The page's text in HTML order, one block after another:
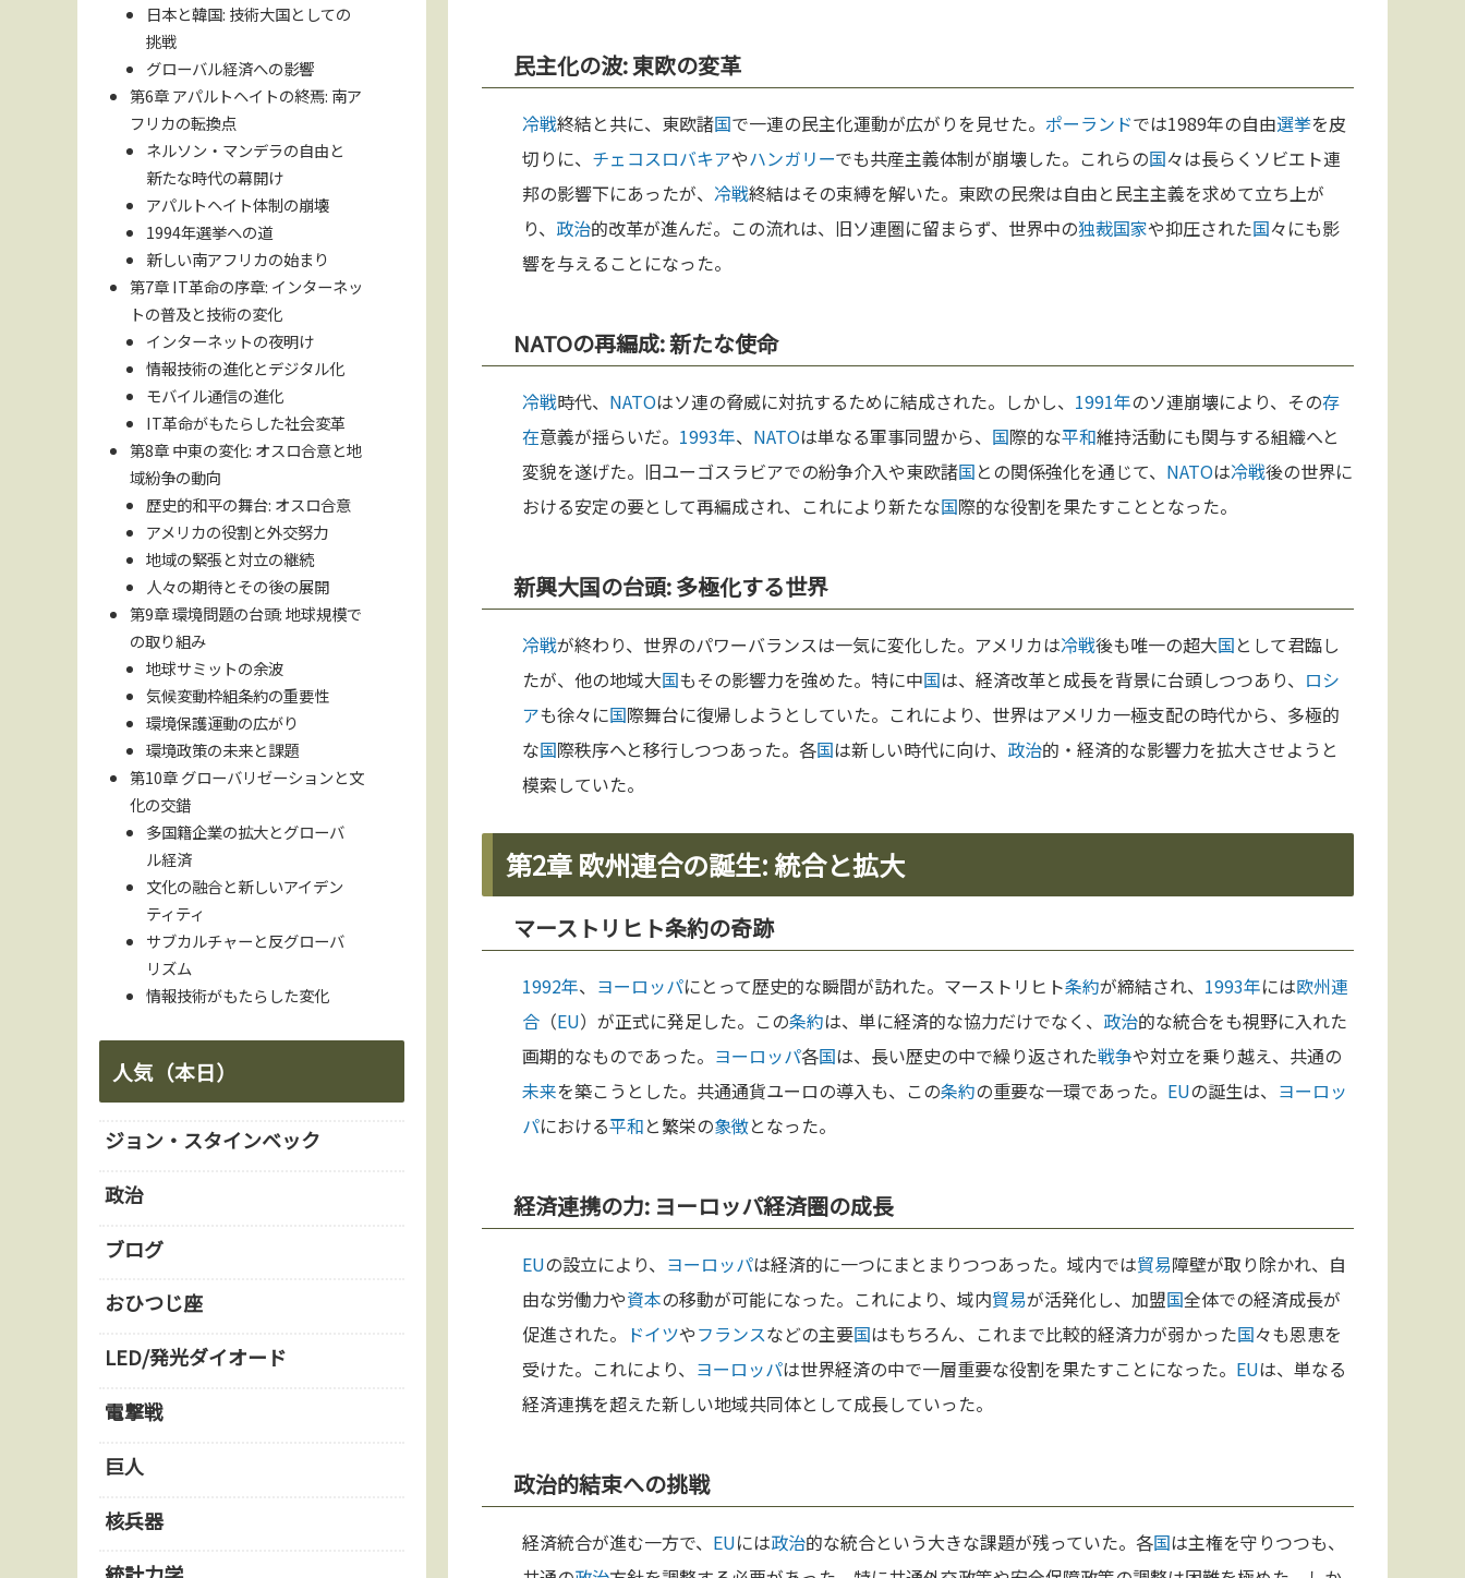
民主化の波: 東欧の変革
冷戦終結と共に、東欧諸国で一連の民主化運動が広がりを見せた。 ポーランドでは1989年の自由選挙を皮
切りに、 チェコスロバキアやハンガリーでも共産主義体制が崩壊した。これらの国々は長らくソビエト連
邦の影響下にあったが、 冷戦終結はその束縛を解いた。東欧の民衆は自由と民主主義を求めて立ち上が
り、 政治的改革が進んだ。この流れは、旧ソ連圏に留まらず、世界中の独裁国家や抑圧された国々にも影
響を与えることになった。
NATOの再編成: 新たな使命
冷戦時代、 NATOはソ連の脅威に対抗するために結成された。しかし、 1991年のソ連崩壊により、その存
在意義が揺らいだ。 1993年、 NATOは単なる軍事同盟から、 国際的な平和維持活動にも関与する組織へと
変貌を遂げた。旧ユーゴスラビアでの紛争介入や東欧諸国との関係強化を通じて、 NATOは冷戦後の世界に
おける安定の要として再編成され、これにより新たな国際的な役割を果たすこととなった。
新興大国の台頭: 多極化する世界
冷戦が終わり、世界のパワーバランスは一気に変化した。アメリカは冷戦後も唯一の超大国として君臨し
たが、他の地域大国もその影響力を強めた。特に中国は、経済改革と成長を背景に台頭しつつあり、 ロシ
アも徐々に国際舞台に復帰しようとしていた。これにより、世界はアメリカ一極支配の時代から、多極的
な国際秩序へと移行しつつあった。各国は新しい時代に向け、 政治的・経済的な影響力を拡大させようと
模索していた。
第2章 欧州連合の誕生: 統合と拡大
マーストリヒト条約の奇跡
1992年、 ヨーロッパにとって歴史的な瞬間が訪れた。マーストリヒト条約が締結され、 1993年には欧州連
合（EU）が正式に発足した。この条約は、単に経済的な協力だけでなく、 政治的な統合をも視野に入れた
画期的なものであった。 ヨーロッパ各国は、長い歴史の中で繰り返された戦争や対立を乗り越え、共通の
未来を築こうとした。共通通貨ユーロの導入も、この条約の重要な一環であった。 EUの誕生は、 ヨーロッ
パにおける平和と繁栄の象徴となった。
経済連携の力: ヨーロッパ経済圏の成長
EUの設立により、 ヨーロッパは経済的に一つにまとまりつつあった。域内では貿易障壁が取り除かれ、自
由な労働力や資本の移動が可能になった。これにより、域内貿易が活発化し、加盟国全体での経済成長が
促進された。 ドイツやフランスなどの主要国はもちろん、これまで比較的経済力が弱かった国々も恩恵を
受けた。これにより、 ヨーロッパは世界経済の中で一層重要な役割を果たすことになった。 EUは、単なる
経済連携を超えた新しい地域共同体として成長していった。
政治的結束への挑戦
経済統合が進む一方で、 EUには政治的な統合という大きな課題が残っていた。各国は主権を守りつつも、
日本と韓国: 技術大国としての
挑戦
グローバル経済への影響
第6章 アパルトヘイトの終焉: 南ア
フリカの転換点
ネルソン・マンデラの自由と
新たな時代の幕開け
アパルトヘイト体制の崩壊
1994年選挙への道
新しい南アフリカの始まり
第7章 IT革命の序章: インターネッ
トの普及と技術の変化
インターネットの夜明け
情報技術の進化とデジタル化
モバイル通信の進化
IT革命がもたらした社会変革
第8章 中東の変化: オスロ合意と地
域紛争の動向
歴史的和平の舞台: オスロ合意
アメリカの役割と外交努力
地域の緊張と対立の継続
人々の期待とその後の展開
第9章 環境問題の台頭: 地球規模で
の取り組み
地球サミットの余波
気候変動枠組条約の重要性
環境保護運動の広がり
環境政策の未来と課題
第10章 グローバリゼーションと文
化の交錯
多国籍企業の拡大とグローバ
ル経済
文化の融合と新しいアイデン
ティティ
サブカルチャーと反グローバ
リズム
情報技術がもたらした変化
人気（本日）
ジョン・スタインベック
政治
ブログ
おひつじ座
LED/発光ダイオード
電撃戦
巨人
核兵器